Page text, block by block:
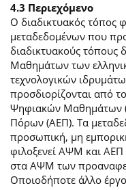
4.3 Περιεχόμενο
O διαδικτυακός τόπος
μεταδεδομένων που
διαδικτυακούς τόπους
Μαθημάτων των
τεχνολογικών
προσδιορίζονται από
Ψηφιακών Μαθημάτων
Πόρων (ΑΕΠ). Τα
προσωπική, μη
φιλοξενεί ΑΨΜ και ΑΕΠ
στα ΑΨΜ των
Οποιοδήποτε άλλο